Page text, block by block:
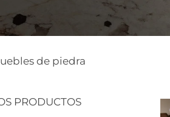
de piedra
PRODUCTOS